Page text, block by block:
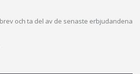
och ta del av de senaste erbjudandena